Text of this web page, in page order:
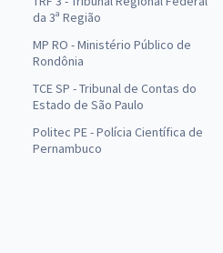
da 3ª Região
MP RO - Ministério Público de
Rondônia
TCE SP - Tribunal de Contas do
Estado de São Paulo
Politec PE - Polícia Científica de
Pernambuco